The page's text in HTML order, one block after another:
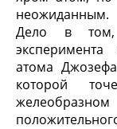
неожиданным.
Дело в том,
атома
которой